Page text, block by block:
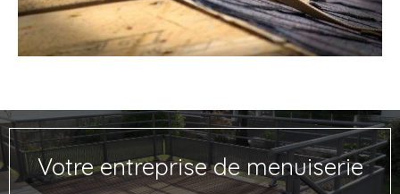
Votre entreprise de menuiserie